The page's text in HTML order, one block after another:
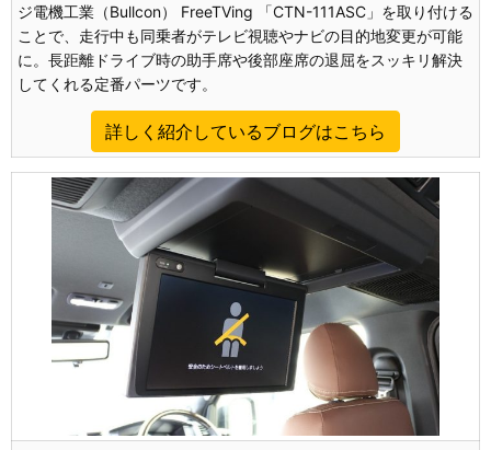
ジ電機工業（Bullcon） FreeTVing 「CTN-111ASC」を取り付ける
ことで、走行中も同乗者がテレビ視聴やナビの目的地変更が可能
に。長距離ドライブ時の助手席や後部座席の退屈をスッキリ解決
してくれる定番パーツです。
詳しく紹介しているブログはこちら